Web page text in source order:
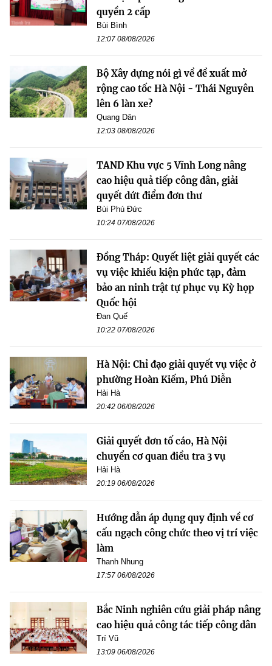
quyền 2 cấp
Bùi Bình
12:07 08/08/2026
Bộ Xây dựng nói gì về đề xuất mở
rộng cao tốc Hà Nội - Thái Nguyên
lên 6 làn xe?
Quang Dân
12:03 08/08/2026
TAND Khu vực 5 Vĩnh Long nâng
cao hiệu quả tiếp công dân, giải
quyết dứt điểm đơn thư
Bùi Phú Đức
10:24 07/08/2026
Đồng Tháp: Quyết liệt giải quyết các
vụ việc khiếu kiện phức tạp, đảm
bảo an ninh trật tự phục vụ Kỳ họp
Quốc hội
Đan Quế
10:22 07/08/2026
Hà Nội: Chỉ đạo giải quyết vụ việc ở
phường Hoàn Kiếm, Phú Diễn
Hải Hà
20:42 06/08/2026
Giải quyết đơn tố cáo, Hà Nội
chuyển cơ quan điều tra 3 vụ
Hải Hà
20:19 06/08/2026
Hướng dẫn áp dụng quy định về cơ
cấu ngạch công chức theo vị trí việc
làm
Thanh Nhung
17:57 06/08/2026
Bắc Ninh nghiên cứu giải pháp nâng
cao hiệu quả công tác tiếp công dân
Trí Vũ
13:09 06/08/2026